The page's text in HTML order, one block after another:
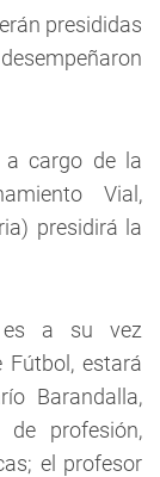
presididas
a cargo de la
Vial,
presidirá la
es a su vez
Fútbol, estará
Barandalla,
profesión,
el profesor